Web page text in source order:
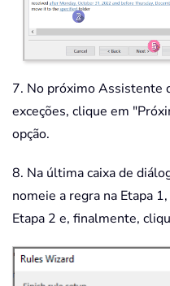
7. No próximo Assistente
exceções, clique em
opção.
8. Na última caixa de
nomeie a regra na Etapa
Etapa 2 e, finalmente,